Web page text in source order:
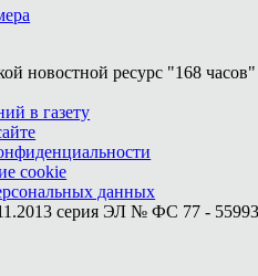
новостной ресурс "168
в газету
cookie
данных
серия ЭЛ № ФС 77 -